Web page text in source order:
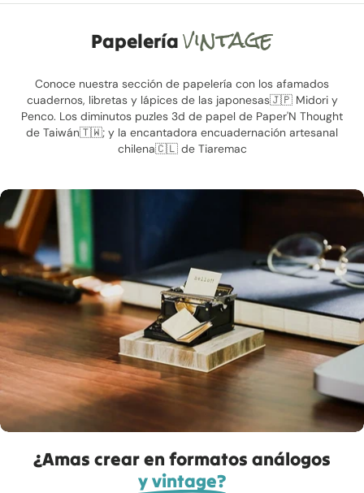
Papelería vintage
Conoce nuestra sección de papelería con los afamados
cuadernos, libretas y lápices de las japonesas🇯🇵 Midori y
Penco. Los diminutos puzles 3d de papel de Paper'N Thought
de Taiwán🇹🇼; y la encantadora encuadernación artesanal
chilena🇨🇱 de Tiaremac
¿Amas crear en formatos análogos
y vintage?